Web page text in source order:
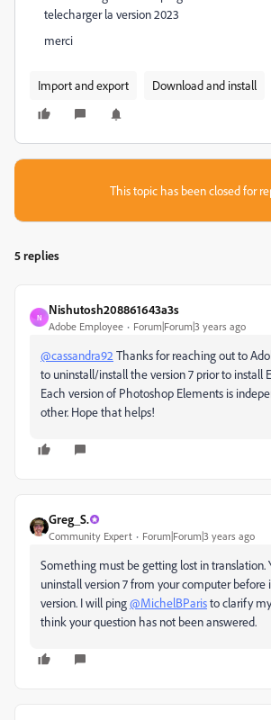
telecharger la version 2023
merci
Import and export Download and install
This topic has been closed for
5 replies
N
Nishutosh208861643a3s
Adobe Employee Forum|Forum|3 years ago
@cassandra92 Thanks for reaching out to
to uninstall/install the version 7 prior to install
Each version of Photoshop Elements is
other. Hope that helps!
Greg_S.
Community Expert Forum|Forum|3 years ago
Something must be getting lost in translation.
uninstall version 7 from your computer
version. I will ping@MichelBParisto clarify
think your question has not been answered.